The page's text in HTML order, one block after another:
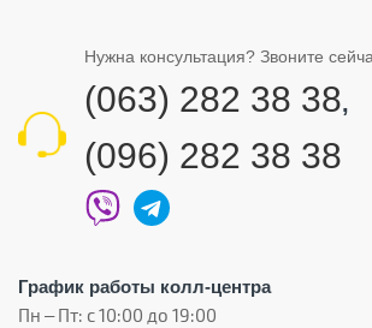
Нужна консультация? Звоните
(063) 282 38 38,
(096) 282 38 38
График работы колл-центра
Пн – Пт: с 10:00 до 19:00